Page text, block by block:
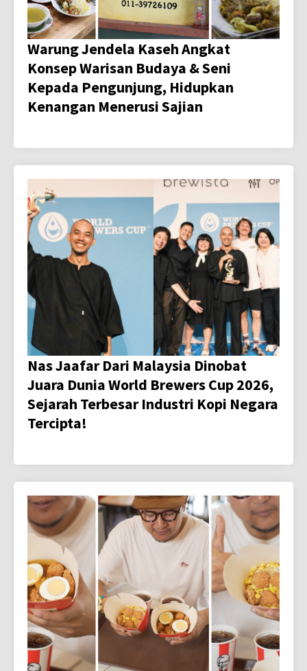
Warung Jendela Kaseh Angkat
Konsep Warisan Budaya & Seni
Kepada Pengunjung, Hidupkan
Kenangan Menerusi Sajian
Nas Jaafar Dari Malaysia Dinobat
Juara Dunia World Brewers Cup 2026,
Sejarah Terbesar Industri Kopi Negara
Tercipta!